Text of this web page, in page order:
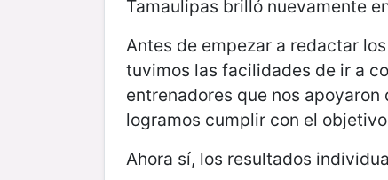
Tamaulipas brilló nuevamente
Antes de empezar a redactar
tuvimos las facilidades de ir a
entrenadores que nos
logramos cumplir con el
Ahora sí, los resultados